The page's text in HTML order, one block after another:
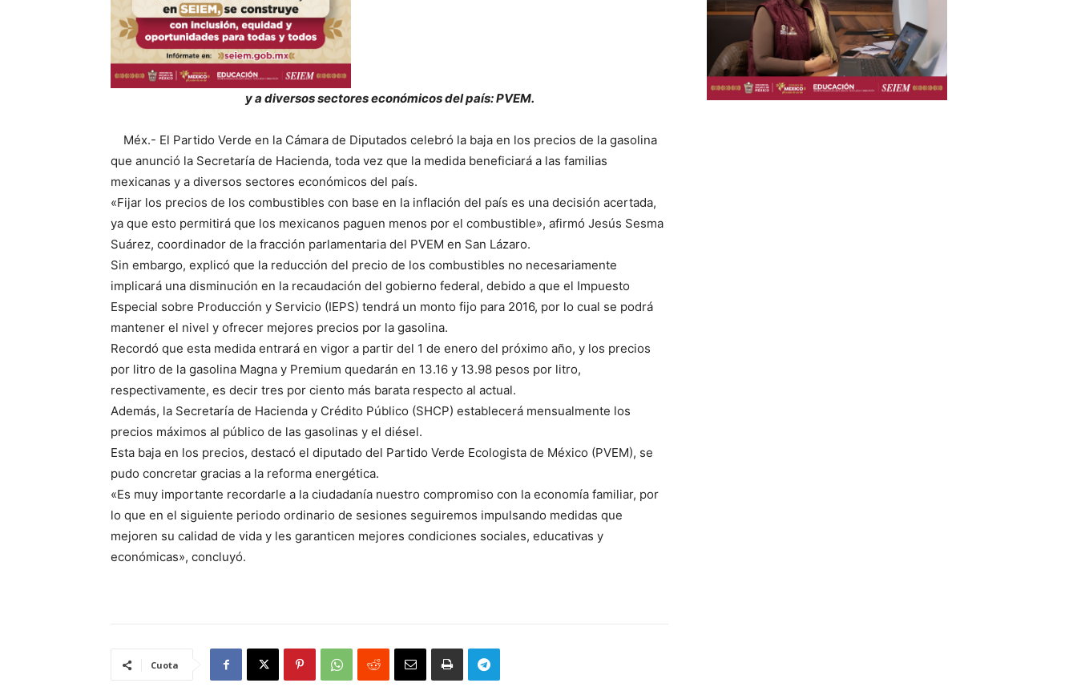
y a diversos sectores económicos del país: PVEM.
Méx.- El Partido Verde en la Cámara de Diputados celebró la baja en los precios de la gasolina
que anunció la Secretaría de Hacienda, toda vez que la medida beneficiará a las familias
mexicanas y a diversos sectores económicos del país.
«Fijar los precios de los combustibles con base en la inflación del país es una decisión acertada,
ya que esto permitirá que los mexicanos paguen menos por el combustible», afirmó Jesús Sesma
Suárez, coordinador de la fracción parlamentaria del PVEM en San Lázaro.
Sin embargo, explicó que la reducción del precio de los combustibles no necesariamente
implicará una disminución en la recaudación del gobierno federal, debido a que el Impuesto
Especial sobre Producción y Servicio (IEPS) tendrá un monto fijo para 2016, por lo cual se podrá
mantener el nivel y ofrecer mejores precios por la gasolina.
Recordó que esta medida entrará en vigor a partir del 1 de enero del próximo año, y los precios
por litro de la gasolina Magna y Premium quedarán en 13.16 y 13.98 pesos por litro,
respectivamente, es decir tres por ciento más barata respecto al actual.
Además, la Secretaría de Hacienda y Crédito Público (SHCP) establecerá mensualmente los
precios máximos al público de las gasolinas y el diésel.
Esta baja en los precios, destacó el diputado del Partido Verde Ecologista de México (PVEM), se
pudo concretar gracias a la reforma energética.
«Es muy importante recordarle a la ciudadanía nuestro compromiso con la economía familiar, por
lo que en el siguiente periodo ordinario de sesiones seguiremos impulsando medidas que
mejoren su calidad de vida y les garanticen mejores condiciones sociales, educativas y
económicas», concluyó.
Cuota